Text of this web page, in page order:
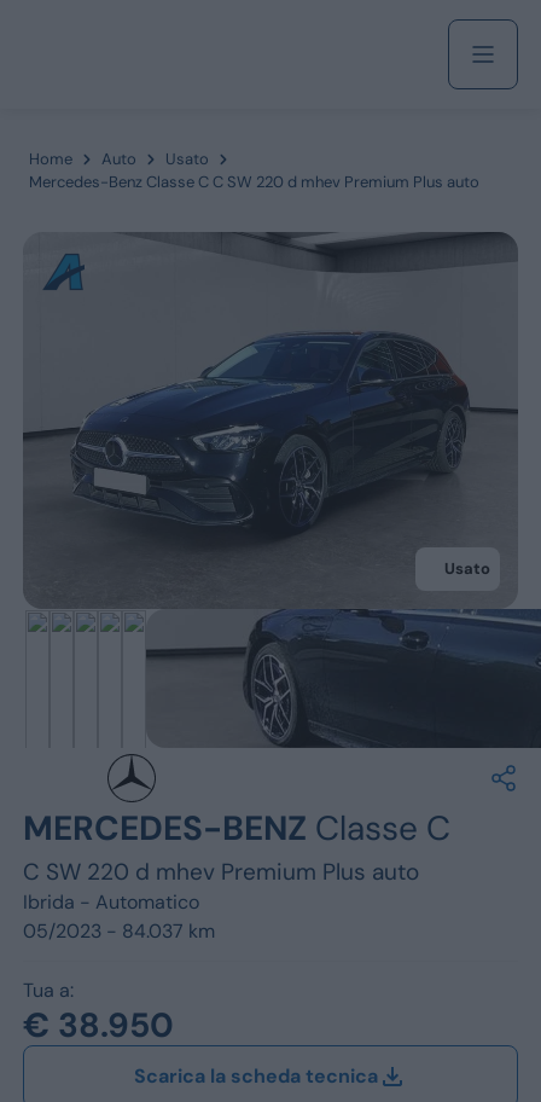
Azienda
Servizi
Marchi
Fiat
Jeep
Opel
Vedi tutti i marchi
Home Auto
Usato
Mercedes-Benz Classe C C SW 220 d mhev Premium Plus auto
Usato
MERCEDES-BENZ Classe C
C SW 220 d mhev Premium Plus auto
Ibrida - Automatico
05/2023 - 84.037 km
Tua a:
€ 38.950
Scarica la scheda tecnica